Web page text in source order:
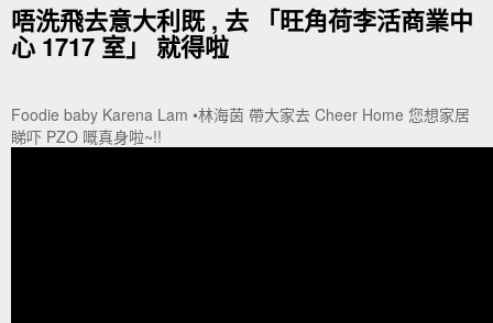
唔洗飛去意大利既 , 去 「旺角荷李活商業中
心 1717 室」 就得啦
Foodie baby Karena Lam •林海茵 帶大家去 Cheer Home 您想家居
睇吓 PZO 嘅真身啦~!!